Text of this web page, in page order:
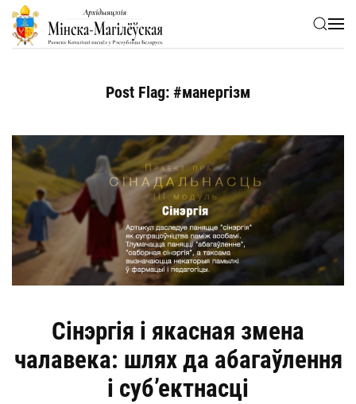
Skip to main content
Post Flag: #манергізм
Сінэргія і якасная змена
чалавека: шлях да абагаўлення
і суб’ектнасці